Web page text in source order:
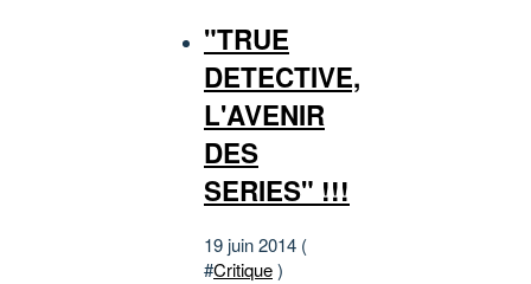
"TRUE
DETECTIVE,
L'AVENIR
DES
SERIES" !!!
19 juin 2014 (
#Critique)